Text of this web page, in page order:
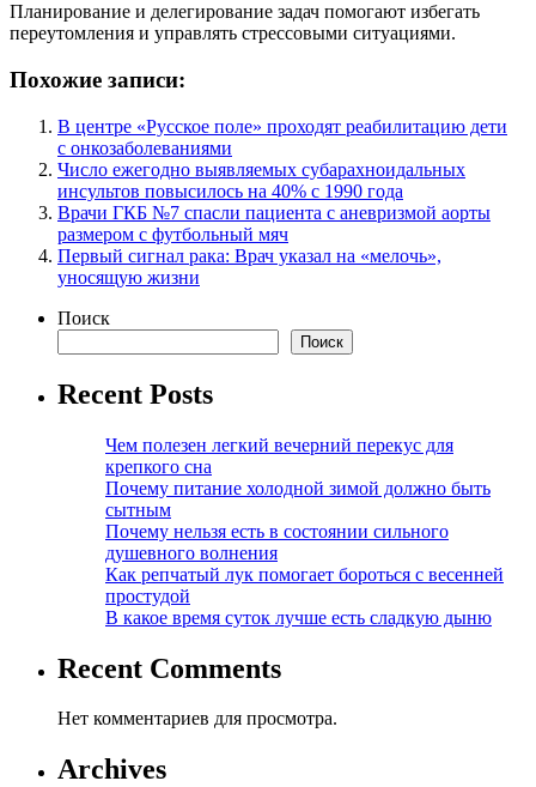
Планирование и делегирование задач помогают избегать
переутомления и управлять стрессовыми ситуациями.
Похожие записи:
В центре «Русское поле» проходят реабилитацию дети
с онкозаболеваниями
Число ежегодно выявляемых субарахноидальных
инсультов повысилось на 40% с 1990 года
Врачи ГКБ №7 спасли пациента с аневризмой аорты
размером с футбольный мяч
Первый сигнал рака: Врач указал на «мелочь»,
уносящую жизни
Поиск
Поиск
Recent Posts
Чем полезен легкий вечерний перекус для
крепкого сна
Почему питание холодной зимой должно быть
сытным
Почему нельзя есть в состоянии сильного
душевного волнения
Как репчатый лук помогает бороться с весенней
простудой
В какое время суток лучше есть сладкую дыню
Recent Comments
Нет комментариев для просмотра.
Archives